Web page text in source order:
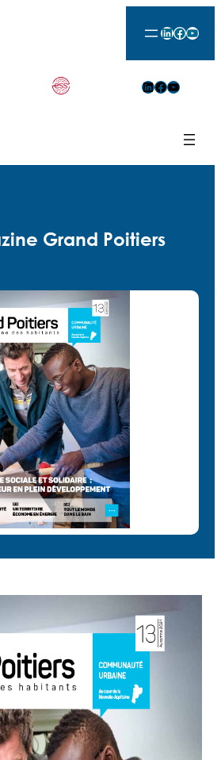
LinkedIn
Facebook
LinkedIn
Facebook
YouTube
Grand Poitiers